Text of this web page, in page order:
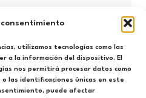
utilizamos tecnologías como las
a la información del dispositivo. El
nos permitirá procesar datos como
las identificaciones únicas en este
puede afectar